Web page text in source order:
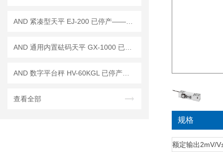
查看全部
规格
额定输出2mV/